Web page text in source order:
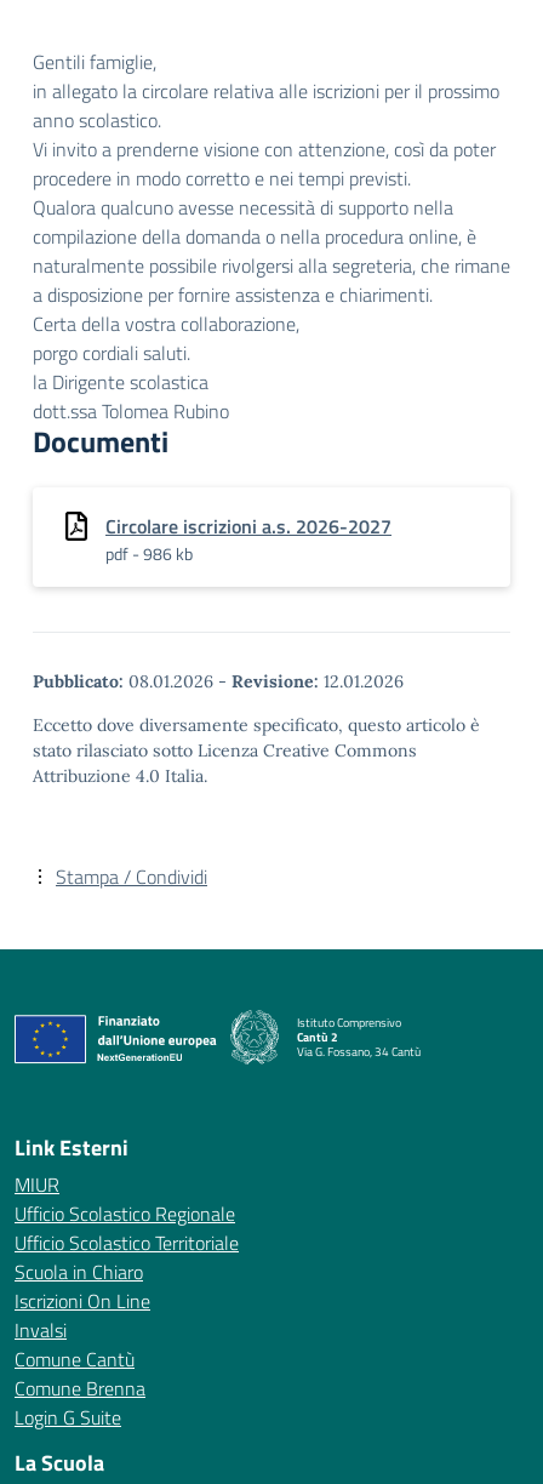
Gentili famiglie,
in allegato la circolare relativa alle iscrizioni per il prossimo
anno scolastico.
Vi invito a prenderne visione con attenzione, così da poter
procedere in modo corretto e nei tempi previsti.
Qualora qualcuno avesse necessità di supporto nella
compilazione della domanda o nella procedura online, è
naturalmente possibile rivolgersi alla segreteria, che rimane
a disposizione per fornire assistenza e chiarimenti.
Certa della vostra collaborazione,
porgo cordiali saluti.
la Dirigente scolastica
dott.ssa Tolomea Rubino
Documenti
Circolare iscrizioni a.s. 2026-2027
pdf - 986 kb
Pubblicato: 08.01.2026 - Revisione: 12.01.2026
Eccetto dove diversamente specificato, questo articolo è
stato rilasciato sotto Licenza Creative Commons
Attribuzione 4.0 Italia.
Stampa / Condividi
Istituto Comprensivo
Cantù 2
Via G. Fossano, 34 Cantù
— Visita la pagina iniziale della scuola
Link Esterni
MIUR
Ufficio Scolastico Regionale
Ufficio Scolastico Territoriale
Scuola in Chiaro
Iscrizioni On Line
Invalsi
Comune Cantù
Comune Brenna
Login G Suite
La Scuola